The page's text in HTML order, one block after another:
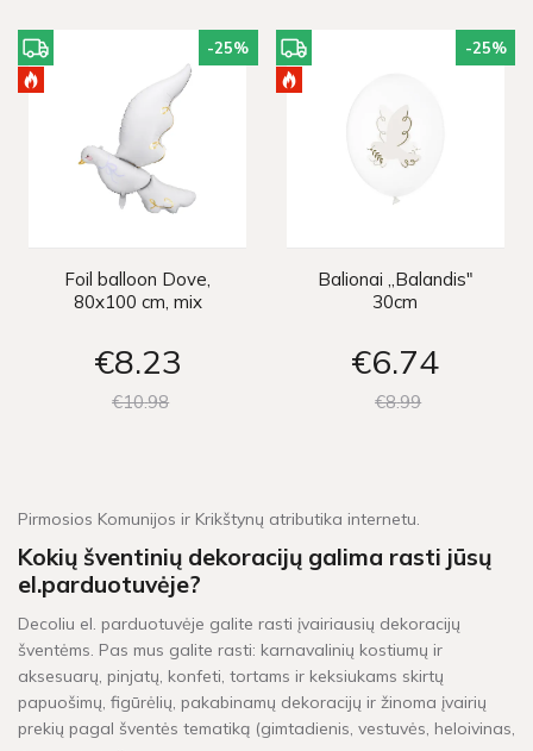
-25%
Foil balloon Dove,
80x100 cm, mix
€8 23
€1098
-25%
Balionai „Balandis"
30cm
€6 74
€899
Pirmosios Komunijos ir Krikštynų atributika internetu.
Kokių šventinių dekoracijų galima rasti jūsų
el.parduotuvėje?
Decoliu el. parduotuvėje galite rasti įvairiausių dekoracijų
šventėms. Pas mus galite rasti: karnavalinių kostiumų ir
aksesuarų, pinjatų, konfeti, tortams ir keksiukams skirtų
papuošimų, figūrėlių, pakabinamų dekoracijų ir žinoma įvairių
prekių pagal šventės tematiką (gimtadienis, vestuvės, heloivinas,